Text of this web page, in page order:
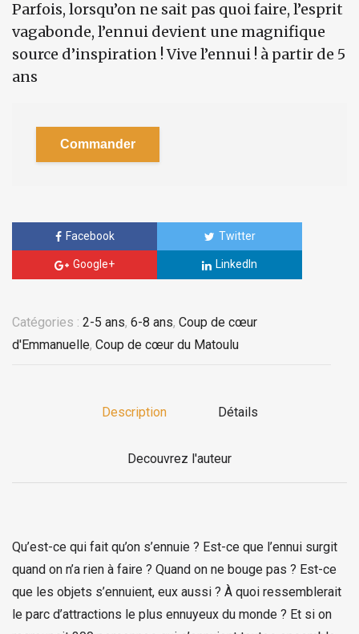
Parfois, lorsqu’on ne sait pas quoi faire, l’esprit
vagabonde, l’ennui devient une magnifique
source d’inspiration ! Vive l’ennui ! à partir de 5
ans
Commander
Facebook Twitter
Google+ LinkedIn
Catégories : 2-5 ans, 6-8 ans, Coup de cœur
d'Emmanuelle, Coup de cœur du Matoulu
Description Détails
Decouvrez l'auteur
Qu’est-ce qui fait qu’on s’ennuie ? Est-ce que l’ennui surgit
quand on n’a rien à faire ? Quand on ne bouge pas ? Est-ce
que les objets s’ennuient, eux aussi ? À quoi ressemblerait
le parc d’attractions le plus ennuyeux du monde ? Et si on